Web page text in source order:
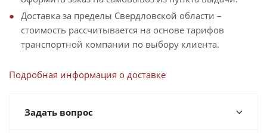
Доставка за пределы Свердловской области –
стоимость рассчитывается на основе тарифов
транспортной компании по выбору клиента.
Подробная информация о доставке
Задать вопрос